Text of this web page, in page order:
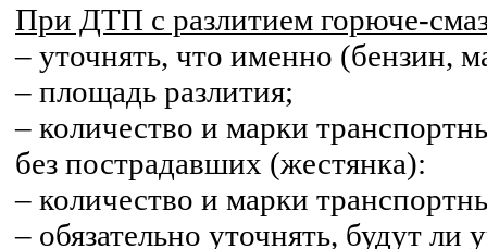
При ДТП с разлитием горюче-
– уточнять, что именно (бензин,
– площадь разлития;
– количество и марки
без пострадавших (жестянка):
– количество и марки
– обязательно уточнять, будут